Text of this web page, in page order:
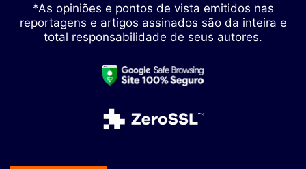
*As opiniões e pontos de vista emitidos nas
reportagens e artigos assinados são da inteira e
total responsabilidade de seus autores.